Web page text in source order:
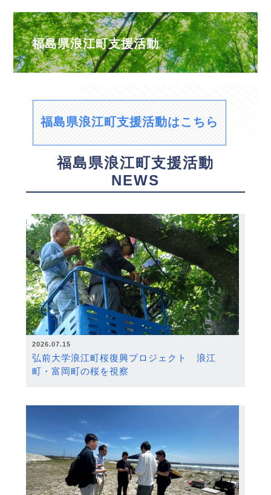
福島県浪江町支援活動
福島県浪江町支援活動はこちら
福島県浪江町支援活動
NEWS
2026.07.15
弘前大学浪江町桜復興プロジェクト 浪江
町・富岡町の桜を視察